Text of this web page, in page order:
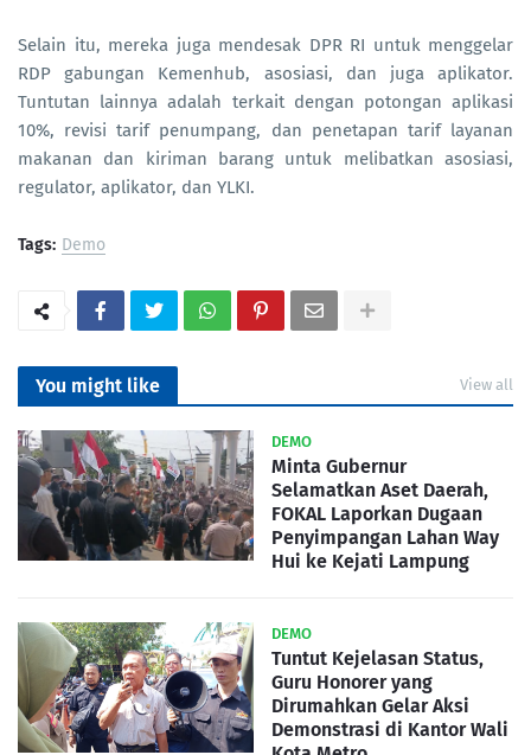
Selain itu, mereka juga mendesak DPR RI untuk menggelar
RDP gabungan Kemenhub, asosiasi, dan juga aplikator.
Tuntutan lainnya adalah terkait dengan potongan aplikasi
10%, revisi tarif penumpang, dan penetapan tarif layanan
makanan dan kiriman barang untuk melibatkan asosiasi,
regulator, aplikator, dan YLKI.
Tags: Demo
You might like View all
DEMO
Minta Gubernur
Selamatkan Aset Daerah,
FOKAL Laporkan Dugaan
Penyimpangan Lahan Way
Hui ke Kejati Lampung
DEMO
Tuntut Kejelasan Status,
Guru Honorer yang
Dirumahkan Gelar Aksi
Demonstrasi di Kantor Wali